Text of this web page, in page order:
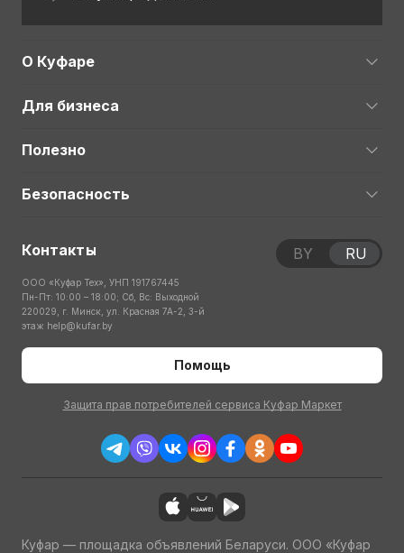
О Куфаре
Для бизнеса
Полезно
Безопасность
Контакты
ООО «Куфар Тех», УНП 191767445
Пн-Пт: 10:00 – 18:00; Сб, Вс: Выходной
220029, г. Минск, ул. Красная 7А-2, 3-й
этаж help@kufar.by
Помощь
Защита прав потребителей сервиса Куфар Маркет
BY RU
Куфар — площадка объявлений Беларуси. ООО «Куфар